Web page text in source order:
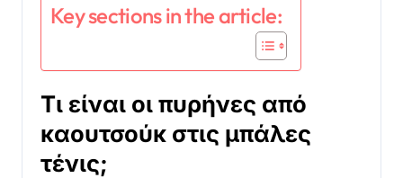
Key sections in the article:
Τι είναι οι πυρήνες από
καουτσούκ στις μπάλες
τένις;